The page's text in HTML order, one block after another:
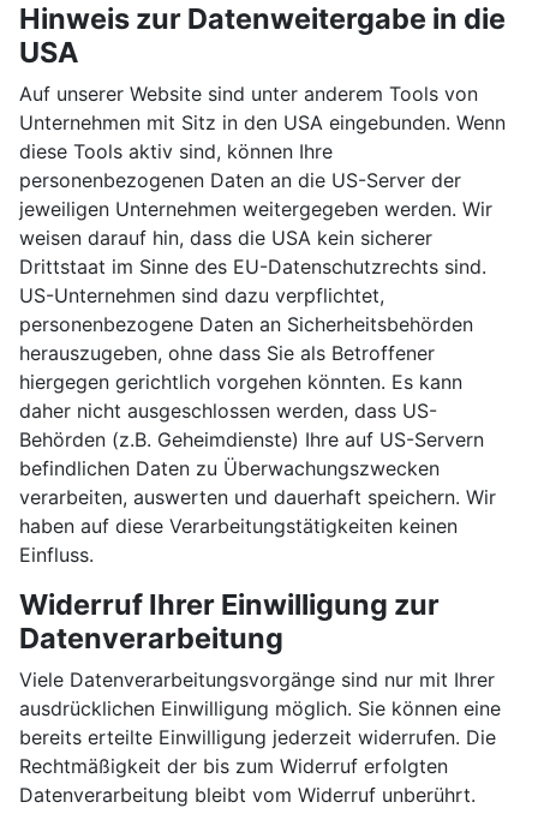
Hinweis zur Datenweitergabe in die
USA
Auf unserer Website sind unter anderem Tools von
Unternehmen mit Sitz in den USA eingebunden. Wenn
diese Tools aktiv sind, können Ihre
personenbezogenen Daten an die US-Server der
jeweiligen Unternehmen weitergegeben werden. Wir
weisen darauf hin, dass die USA kein sicherer
Drittstaat im Sinne des EU-Datenschutzrechts sind.
US-Unternehmen sind dazu verpflichtet,
personenbezogene Daten an Sicherheitsbehörden
herauszugeben, ohne dass Sie als Betroffener
hiergegen gerichtlich vorgehen könnten. Es kann
daher nicht ausgeschlossen werden, dass US-
Behörden (z.B. Geheimdienste) Ihre auf US-Servern
befindlichen Daten zu Überwachungszwecken
verarbeiten, auswerten und dauerhaft speichern. Wir
haben auf diese Verarbeitungstätigkeiten keinen
Einfluss.
Widerruf Ihrer Einwilligung zur
Datenverarbeitung
Viele Datenverarbeitungsvorgänge sind nur mit Ihrer
ausdrücklichen Einwilligung möglich. Sie können eine
bereits erteilte Einwilligung jederzeit widerrufen. Die
Rechtmäßigkeit der bis zum Widerruf erfolgten
Datenverarbeitung bleibt vom Widerruf unberührt.